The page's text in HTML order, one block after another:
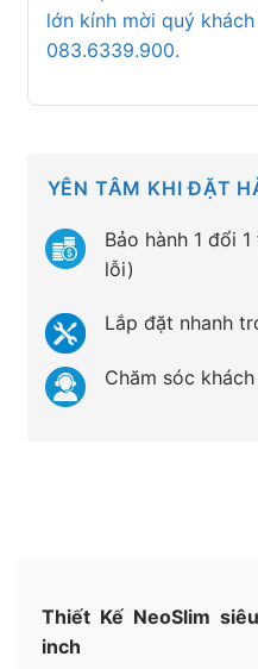
lớn kính mời quý
083.6339.900.
YÊN TÂM KHI ĐẶT
Bảo hành 1 đổi
lỗi)
Lắp đặt nhanh
Chăm sóc
Thiết Kế NeoSlim
inch